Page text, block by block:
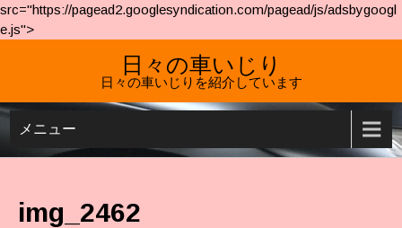
src="https://pagead2.googlesyndication.com/pagead/js/adsbygoogl
e.js">
日々の車いじり
日々の車いじりを紹介しています
メニュー
img_2462